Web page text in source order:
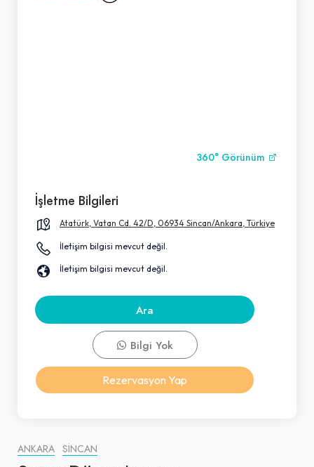
ANKARA SINCAN
360° Görünüm
İşletme Bilgileri
Atatürk, Vatan Cd. 42/D, 06934 Sincan/Ankara, Türkiye
İletişim bilgisi mevcut değil.
İletişim bilgisi mevcut değil.
Ara
Bilgi Yok
Rezervasyon Yap